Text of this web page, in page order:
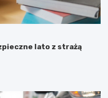
lato z strażą